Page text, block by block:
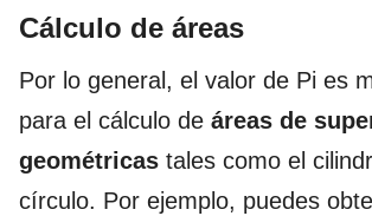
Cálculo de áreas
Por lo general, el valor de Pi es
para el cálculo de áreas de
geométricas tales como el
círculo. Por ejemplo, puedes